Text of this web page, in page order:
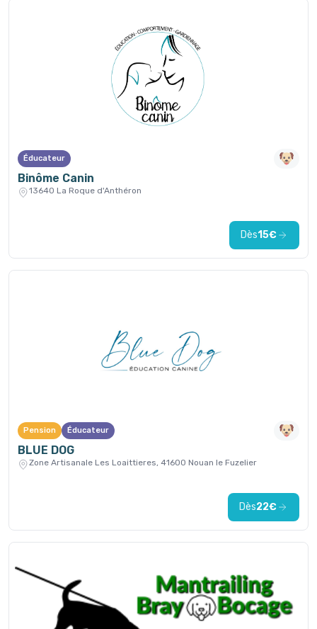
Éducateur
Binôme Canin
13640 La Roque d'Anthéron
Dès15€
Pension Éducateur
BLUE DOG
Zone Artisanale Les Loaittieres, 41600 Nouan le Fuzelier
Dès22€